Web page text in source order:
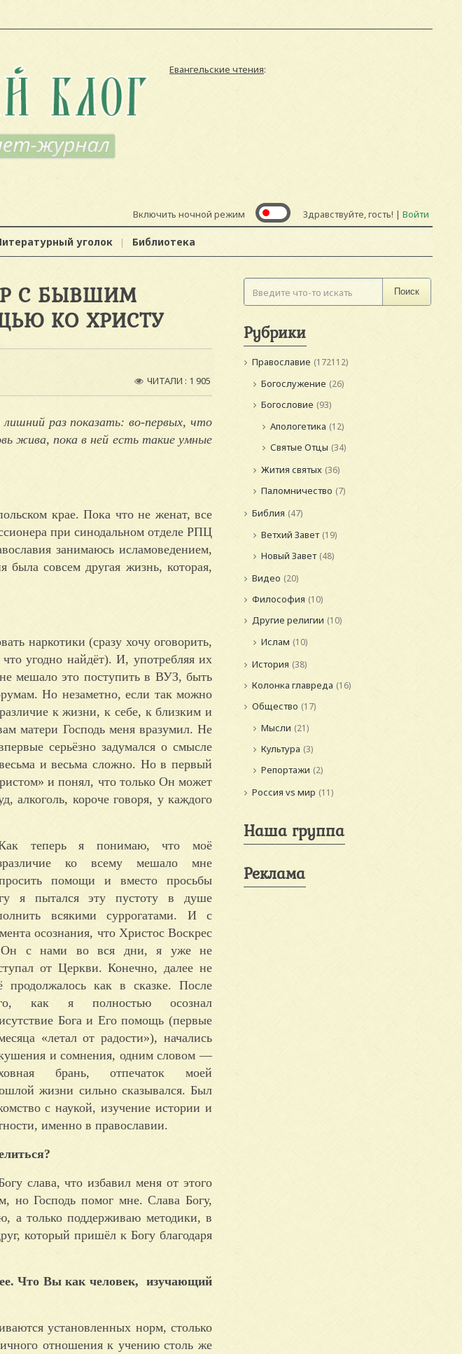
Евангельские чтения:
Включить ночной режим Здравствуйте, гость! | Войти
уголок Библиотека
С БЫВШИМ
КО ХРИСТУ
ЧИТАЛИ : 1 905
раз показать: во-первых, что
жива, пока в ней есть такие умные
крае. Пока что не женат, все
при синодальном отделе РПЦ
занимаюсь исламоведением,
была совсем другая жизнь, которая,
наркотики (сразу хочу оговорить,
угодно найдёт). И, употребляя их
мешало это поступить в ВУЗ, быть
Но незаметно, если так можно
к жизни, к себе, к близким и
матери Господь меня вразумил. Не
серьёзно задумался о смысле
и весьма сложно. Но в первый
и понял, что только Он может
алкоголь, короче говоря, у каждого
теперь я понимаю, что моё
ко всему мешало мне
помощи и вместо просьбы
я пытался эту пустоту в душе
всякими суррогатами. И с
осознания, что Христос Воскрес
с нами во вся дни, я уже не
от Церкви. Конечно, далее не
продолжалось как в сказке. После
как я полностью осознал
Бога и Его помощь (первые
«летал от радости»), начались
и сомнения, одним словом —
брань, отпечаток моей
жизни сильно сказывался. Был
с наукой, изучение истории и
именно в православии.
слава, что избавил меня от этого
но Господь помог мне. Слава Богу,
а только поддерживаю методики, в
который пришёл к Богу благодаря
Что Вы как человек, изучающий
установленных норм, столько
отношения к учению столь же
Поиск
Рубрики
Православие (172112)
Богослужение (26)
Богословие (93)
Апологетика (12)
Святые Отцы (34)
Жития святых (36)
Паломничество (7)
Библия (47)
Ветхий Завет (19)
Новый Завет (48)
Видео (20)
Философия (10)
Другие религии (10)
Ислам (10)
История (38)
Колонка главреда (16)
Общество (17)
Мысли (21)
Культура (3)
Репортажи (2)
Россия vs мир (11)
Наша группа
Реклама